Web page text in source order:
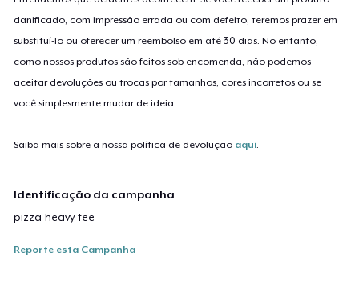
danificado, com impressão errada ou com defeito, teremos prazer em
substituí-lo ou oferecer um reembolso em até 30 dias. No entanto,
como nossos produtos são feitos sob encomenda, não podemos
aceitar devoluções ou trocas por tamanhos, cores incorretos ou se
você simplesmente mudar de ideia.
Saiba mais sobre a nossa política de devolução aqui.
Identificação da campanha
pizza-heavy-tee
Reporte esta Campanha